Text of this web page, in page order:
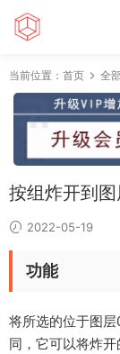
当前位置： 首页 全
按组炸开到
2022-05-19
功能
将所选的位于图
同，它可以将炸